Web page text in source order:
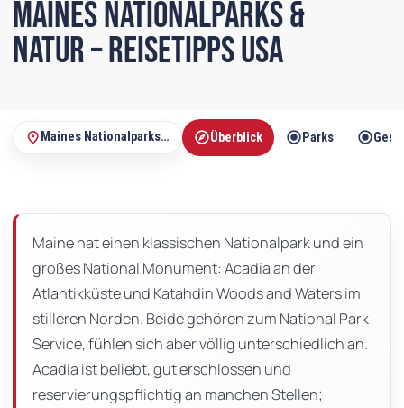
Maines Nationalparks &
Natur – Reisetipps USA
dieser
Seite
place Maines Nationalparks & Natur – Reisetipps USA exploreÜberblick radio_button_checked Parks radio_button_checked
Maine hat einen klassischen Nationalpark und ein
großes National Monument: Acadia an der
Atlantikküste und Katahdin Woods and Waters im
stilleren Norden. Beide gehören zum National Park
Service, fühlen sich aber völlig unterschiedlich an.
Acadia ist beliebt, gut erschlossen und
reservierungspflichtig an manchen Stellen;